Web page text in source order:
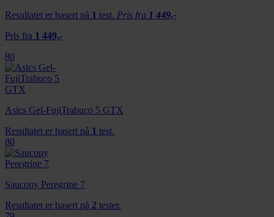
Resultatet er basert på 1 test. Pris fra 1 449,-
Pris fra 1 449,-
80
Asics Gel-FujiTrabuco 5 GTX
Resultatet er basert på 1 test.
80
Saucony Peregrine 7
Resultatet er basert på 2 tester.